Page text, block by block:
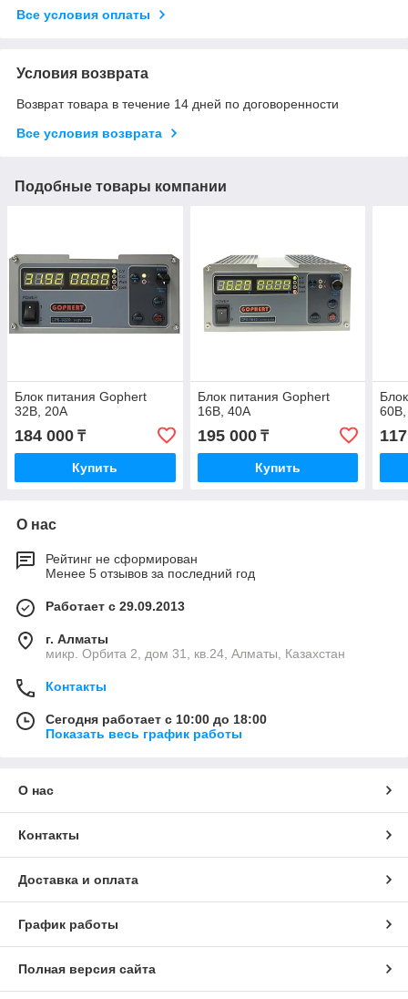
Все условия оплаты
Условия возврата
Возврат товара в течение 14 дней по договоренности
Все условия возврата
Подобные товары компании
Блок питания Gophert
32В, 20А
184 000 ₸
Купить
Блок питания Gophert
16В, 40А
195 000₸
Купить
О нас
Рейтинг не сформирован
Менее 5 отзывов за последний год
Работает с 29.09.2013
г. Алматы
микр. Орбита 2, дом 31, кв.24, Алматы, Казахстан
Контакты
Сегодня работает с 10:00 до 18:00
Показать весь график работы
О нас
Контакты
Доставка и оплата
График работы
Полная версия сайта